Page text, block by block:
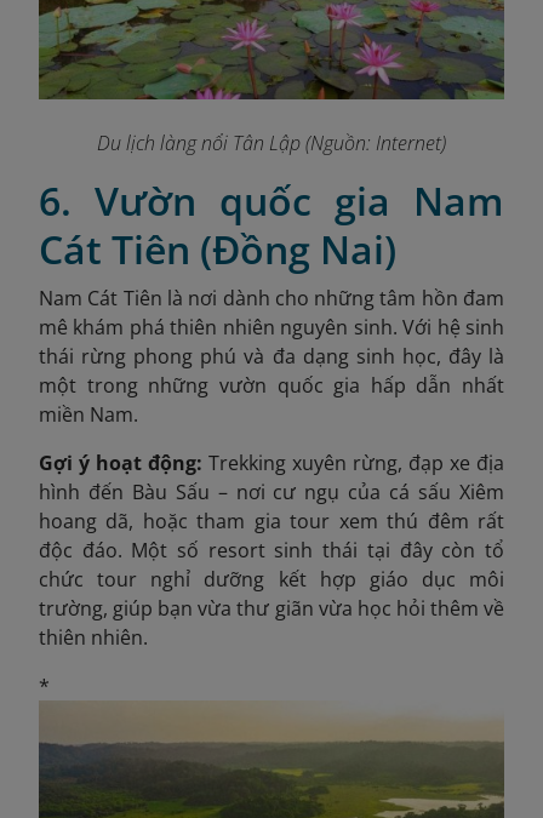
Du lịch làng nổi Tân Lập (Nguồn: Internet)
6. Vườn quốc gia Nam
Cát Tiên (Đồng Nai)
Nam Cát Tiên là nơi dành cho những tâm hồn đam
mê khám phá thiên nhiên nguyên sinh. Với hệ sinh
thái rừng phong phú và đa dạng sinh học, đây là
một trong những vườn quốc gia hấp dẫn nhất
miền Nam.
Gợi ý hoạt động: Trekking xuyên rừng, đạp xe địa
hình đến Bàu Sấu – nơi cư ngụ của cá sấu Xiêm
hoang dã, hoặc tham gia tour xem thú đêm rất
độc đáo. Một số resort sinh thái tại đây còn tổ
chức tour nghỉ dưỡng kết hợp giáo dục môi
trường, giúp bạn vừa thư giãn vừa học hỏi thêm về
thiên nhiên.
*